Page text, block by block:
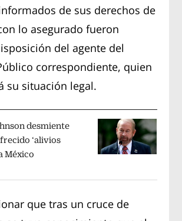
de sus derechos de
lo asegurado fueron
del agente del
correspondiente, quien
su situación legal.
desmiente
‘alivios
México
que tras un cruce de